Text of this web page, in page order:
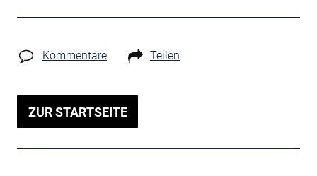
Kommentare Teilen
ZUR STARTSEITE